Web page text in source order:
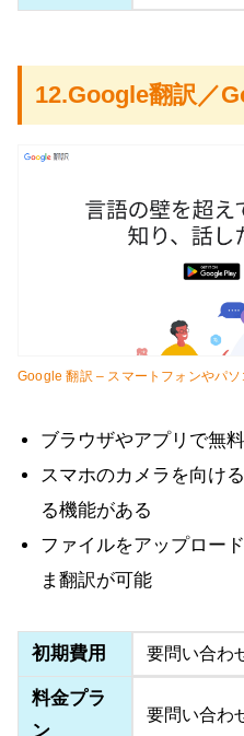
12.Google翻訳／
Google 翻訳 – スマートフォンやパ
ブラウザやアプリで無
スマホのカメラを向け
る機能がある
ファイルをアップロー
ま翻訳が可能
初期費用 要問い合わ
料金プラ
ン
要問い合わ